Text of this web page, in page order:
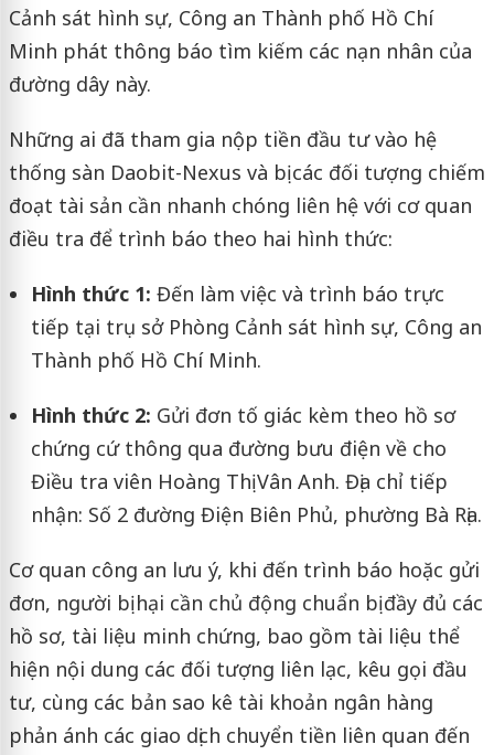
Cảnh sát hình sự, Công an Thành phố Hồ Chí
Minh phát thông báo tìm kiếm các nạn nhân của
đường dây này.
Những ai đã tham gia nộp tiền đầu tư vào hệ
thống sàn Daobit-Nexus và bị các đối tượng chiếm
đoạt tài sản cần nhanh chóng liên hệ với cơ quan
điều tra để trình báo theo hai hình thức:
Hình thức 1: Đến làm việc và trình báo trực
tiếp tại trụ sở Phòng Cảnh sát hình sự, Công an
Thành phố Hồ Chí Minh.
Hình thức 2: Gửi đơn tố giác kèm theo hồ sơ
chứng cứ thông qua đường bưu điện về cho
Điều tra viên Hoàng Thị Vân Anh. Địa chỉ tiếp
nhận: Số 2 đường Điện Biên Phủ, phường Bà Rịa.
Cơ quan công an lưu ý, khi đến trình báo hoặc gửi
đơn, người bị hại cần chủ động chuẩn bị đầy đủ các
hồ sơ, tài liệu minh chứng, bao gồm tài liệu thể
hiện nội dung các đối tượng liên lạc, kêu gọi đầu
tư, cùng các bản sao kê tài khoản ngân hàng
phản ánh các giao dịch chuyển tiền liên quan đến